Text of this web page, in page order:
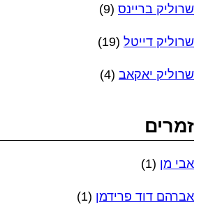
שרוליק בריינס (9)
שרוליק דייטל (19)
שרוליק יאקאב (4)
זמרים
אבי מן (1)
אברהם דוד פרידמן (1)